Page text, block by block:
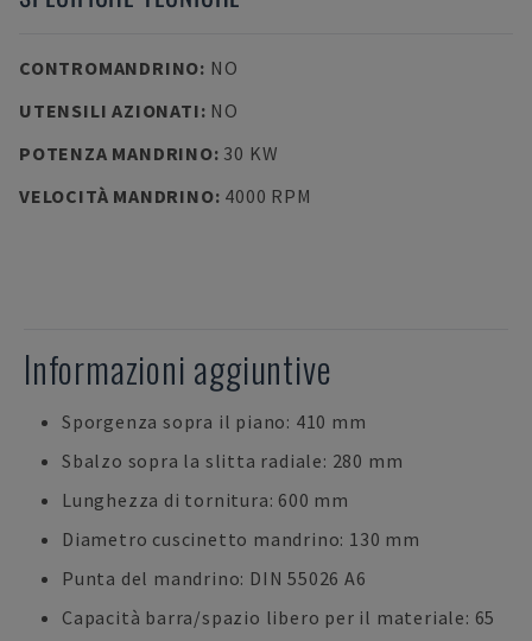
CONTROMANDRINO: NO
UTENSILI AZIONATI: NO
POTENZA MANDRINO: 30 KW
VELOCITÀ MANDRINO: 4000 RPM
Informazioni aggiuntive
Sporgenza sopra il piano: 410 mm
Sbalzo sopra la slitta radiale: 280 mm
Lunghezza di tornitura: 600 mm
Diametro cuscinetto mandrino: 130 mm
Punta del mandrino: DIN 55026 A6
Capacità barra/spazio libero per il materiale: 65